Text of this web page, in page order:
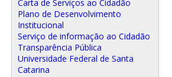
Carta de Serviços ao Cidadão
Plano de Desenvolvimento
Institucional
Serviço de informação ao Cidadão
Transparência Pública
Universidade Federal de Santa
Catarina